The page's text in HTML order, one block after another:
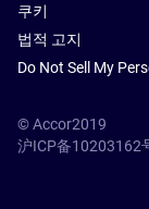
쿠키
법적 고지
Do Not Sell My
© Accor2019
沪ICP备10203162